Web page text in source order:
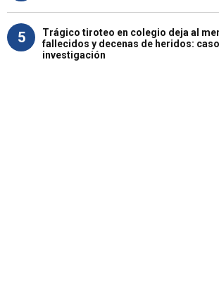
5
Trágico tiroteo en colegio deja al
fallecidos y decenas de heridos:
investigación